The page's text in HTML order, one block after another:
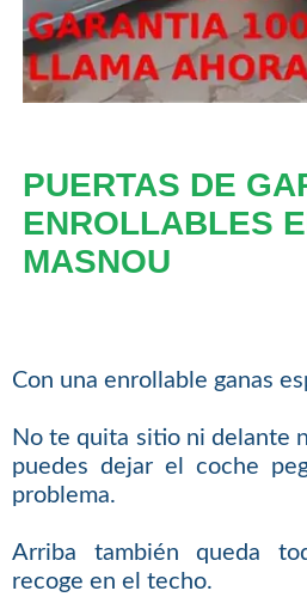
PUERTAS DE
ENROLLABLES
MASNOU
Con una enrollable ganas
No te quita sitio ni delante
puedes dejar el coche
problema.
Arriba también queda
recoge en el techo.